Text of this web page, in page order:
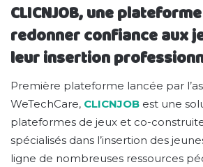
CLICNJOB, une
redonner confiance aux
leur insertion
Première plateforme lancée par
WeTechCare, CLICNJOB est une
plateformes de jeux et co-
spécialisés dans l’insertion des
ligne de nombreuses ressources